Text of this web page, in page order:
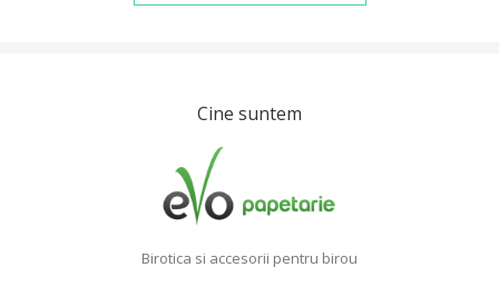
Cine suntem
Birotica si accesorii pentru birou